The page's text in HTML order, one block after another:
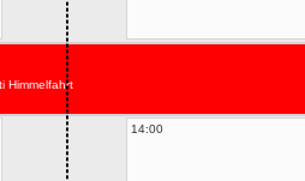
Himmelfahrt
14:00